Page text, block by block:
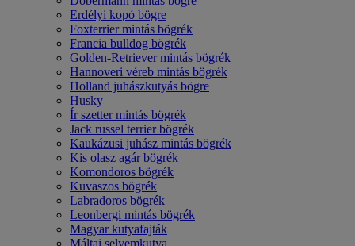
Erdélyi kopó bögre
Foxterrier mintás bögrék
Francia bulldog bögrék
Golden-Retriever mintás bögrék
Hannoveri véreb mintás bögrék
Holland juhászkutyás bögre
Husky
Ír szetter mintás bögrék
Jack russel terrier bögrék
Kaukázusi juhász mintás bögrék
Kis olasz agár bögrék
Komondoros bögrék
Kuvaszos bögrék
Labradoros bögrék
Leonbergi mintás bögrék
Magyar kutyafajták
Máltai selyemkutya